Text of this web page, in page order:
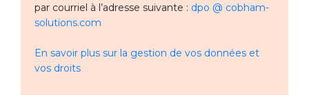
par courriel à l’adresse suivante : dpo @ cobham-
solutions.com
En savoir plus sur la gestion de vos données et
vos droits